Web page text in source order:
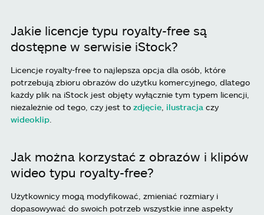
Jakie licencje typu royalty-free są
dostępne w serwisie iStock?
Licencje royalty-free to najlepsza opcja dla osób, które
potrzebują zbioru obrazów do użytku komercyjnego, dlatego
każdy plik na iStock jest objęty wyłącznie tym typem licencji,
niezależnie od tego, czy jest to zdjęcie ilustracja czy
wideoklip
Jak można korzystać z obrazów i klipów
wideo typu royalty-free?
Użytkownicy mogą modyfikować, zmieniać rozmiary i
dopasowywać do swoich potrzeb wszystkie inne aspekty